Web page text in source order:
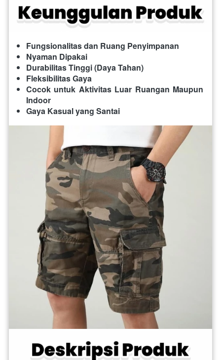
Fungsionalitas dan Ruang Penyimpanan
Nyaman Dipakai
Durabilitas Tinggi (Daya Tahan)
Fleksibilitas Gaya
Cocok untuk Aktivitas Luar Ruangan Maupun
Indoor
Gaya Kasual yang Santai